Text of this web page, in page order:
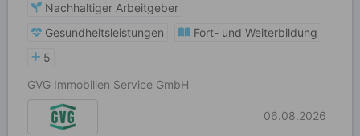
Nachhaltiger Arbeitgeber
Gesundheitsleistungen
Fort- und Weiterbildung
5
GVG Immobilien Service GmbH
06.08.2026